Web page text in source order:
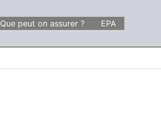
Que peut on assurer ? EPA